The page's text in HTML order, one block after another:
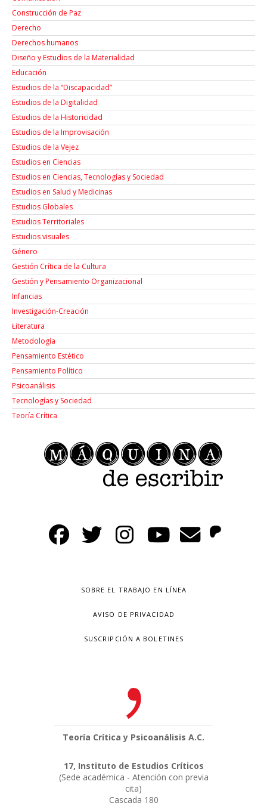
Construcción de Paz
Derecho
Derechos humanos
Diseño y Estudios de la Materialidad
Educación
Estudios de la “Discapacidad”
Estudios de la Digitalidad
Estudios de la Historicidad
Estudios de la Improvisación
Estudios de la Vejez
Estudios en Ciencias
Estudios en Ciencias, Tecnologías y Sociedad
Estudios en Salud y Medicinas
Estudios Globales
Estudios Territoriales
Estudios visuales
Género
Gestión Crítica de la Cultura
Gestión y Pensamiento Organizacional
Infancias
Investigación-Creación
Łiteratura
Metodología
Pensamiento Estético
Pensamiento Político
Psicoanálisis
Tecnologías y Sociedad
Teoría Crítica
SOBRE EL TRABAJO EN LÍNEA
AVISO DE PRIVACIDAD
SUSCRIPCIÓN A BOLETINES
Teoría Crítica y Psicoanálisis A.C.
17, Instituto de Estudios Críticos
(Sede académica - Atención con previa
cita)
Cascada 180